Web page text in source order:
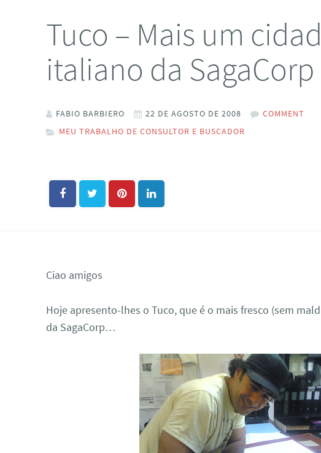
Tuco – Mais um
italiano da SagaCorp
FABIO BARBIERO 22 DE AGOSTO DE 2008
COMMENT
MEU TRABALHO DE CONSULTOR E BUSCADOR
Ciao amigos
Hoje apresento-lhes o Tuco, que é o mais fresco (sem
da SagaCorp…